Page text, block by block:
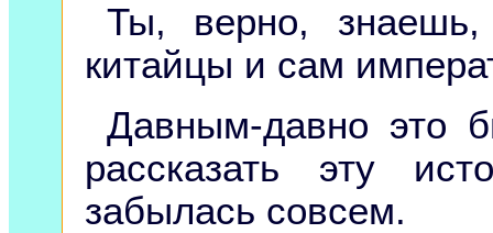
Ты, верно,
китайцы и сам
Давным-давно это
рассказать эту
забылась совсем.